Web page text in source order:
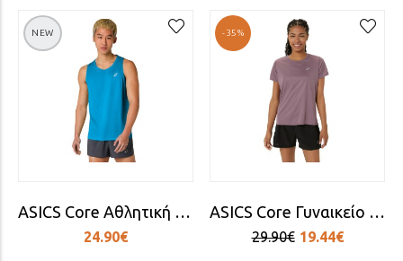
NEW
ASICS Core Αθλητική Μπλούζα Nvy
24.90€
-35%
ASICS Core Γυναικείο Αθλητικό T-shirt Μωβ
29.90€ 19.44€